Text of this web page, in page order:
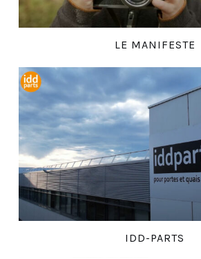
LE MANIFESTE
IDD-PARTS